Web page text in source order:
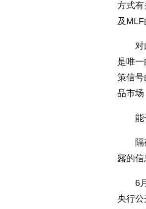
方式有
及MLF
对
是唯
策信
品市场
能
露的信
6
央行公